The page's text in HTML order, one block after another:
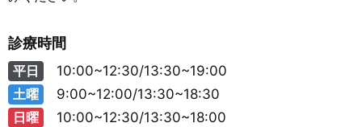
診療時間
平日
10:00~12:30/13:30~19:00
土曜
9:00~12:00/13:30~18:30
日曜
10:00~12:30/13:30~18:00